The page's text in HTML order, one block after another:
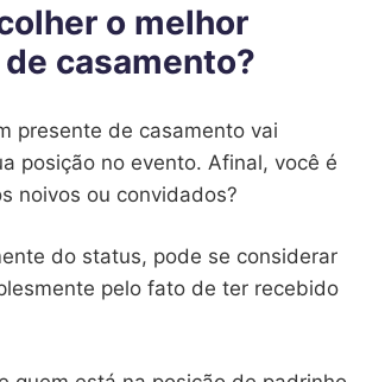
o melhor
casamento?
presente de casamento vai
posição no evento. Afinal, você é
noivos ou convidados?
do status, pode se considerar
pelo fato de ter recebido